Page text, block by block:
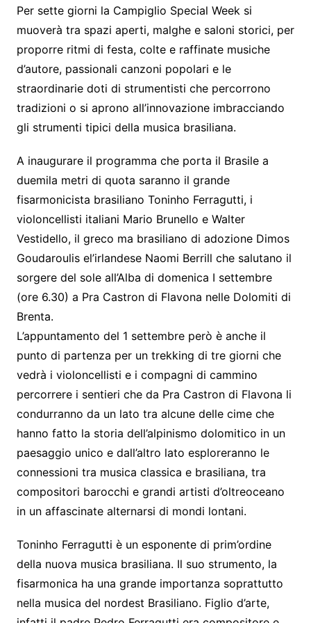
Per sette giorni la Campiglio Special Week si
muoverà tra spazi aperti, malghe e saloni storici, per
proporre ritmi di festa, colte e raffinate musiche
d’autore, passionali canzoni popolari e le
straordinarie doti di strumentisti che percorrono
tradizioni o si aprono all’innovazione imbracciando
gli strumenti tipici della musica brasiliana.
A inaugurare il programma che porta il Brasile a
duemila metri di quota saranno il grande
fisarmonicista brasiliano Toninho Ferragutti, i
violoncellisti italiani Mario Brunello e Walter
Vestidello, il greco ma brasiliano di adozione Dimos
Goudaroulis el’irlandese Naomi Berrill che salutano il
sorgere del sole all’Alba di domenica I settembre
(ore 6.30) a Pra Castron di Flavona nelle Dolomiti di
Brenta.
L’appuntamento del 1 settembre però è anche il
punto di partenza per un trekking di tre giorni che
vedrà i violoncellisti e i compagni di cammino
percorrere i sentieri che da Pra Castron di Flavona li
condurranno da un lato tra alcune delle cime che
hanno fatto la storia dell’alpinismo dolomitico in un
paesaggio unico e dall’altro lato esploreranno le
connessioni tra musica classica e brasiliana, tra
compositori barocchi e grandi artisti d’oltreoceano
in un affascinate alternarsi di mondi lontani.
Toninho Ferragutti è un esponente di prim’ordine
della nuova musica brasiliana. Il suo strumento, la
fisarmonica ha una grande importanza soprattutto
nella musica del nordest Brasiliano. Figlio d’arte,